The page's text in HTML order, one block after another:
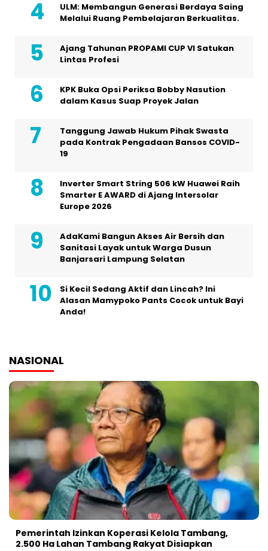
ULM: Membangun Generasi Berdaya Saing
Melalui Ruang Pembelajaran Berkualitas.
Ajang Tahunan PROPAMI CUP VI Satukan
Lintas Profesi
KPK Buka Opsi Periksa Bobby Nasution
dalam Kasus Suap Proyek Jalan
Tanggung Jawab Hukum Pihak Swasta
pada Kontrak Pengadaan Bansos COVID-
19
Inverter Smart String 506 kW Huawei Raih
Smarter E AWARD di Ajang Intersolar
Europe 2026
AdaKami Bangun Akses Air Bersih dan
Sanitasi Layak untuk Warga Dusun
Banjarsari Lampung Selatan
Si Kecil Sedang Aktif dan Lincah? Ini
Alasan Mamypoko Pants Cocok untuk Bayi
Anda!
NASIONAL
Pemerintah Izinkan Koperasi Kelola Tambang,
2.500 Ha Lahan Tambang Rakyat Disiapkan